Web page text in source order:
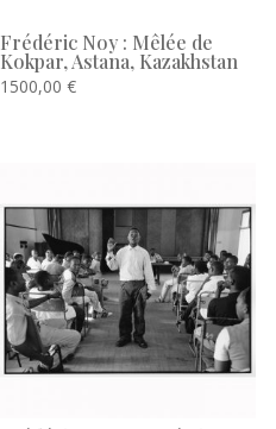
Frédéric Noy : Mêlée de
Kokpar, Astana, Kazakhstan
1500,00 €